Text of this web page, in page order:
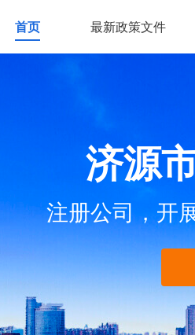
首页 最新政策文件
济源
注册公司，开